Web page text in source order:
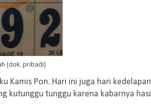
(dok. pribadi)
Kamis Pon. Hari ini juga hari kedelapan
kutunggu tunggu karena kabarnya hasil